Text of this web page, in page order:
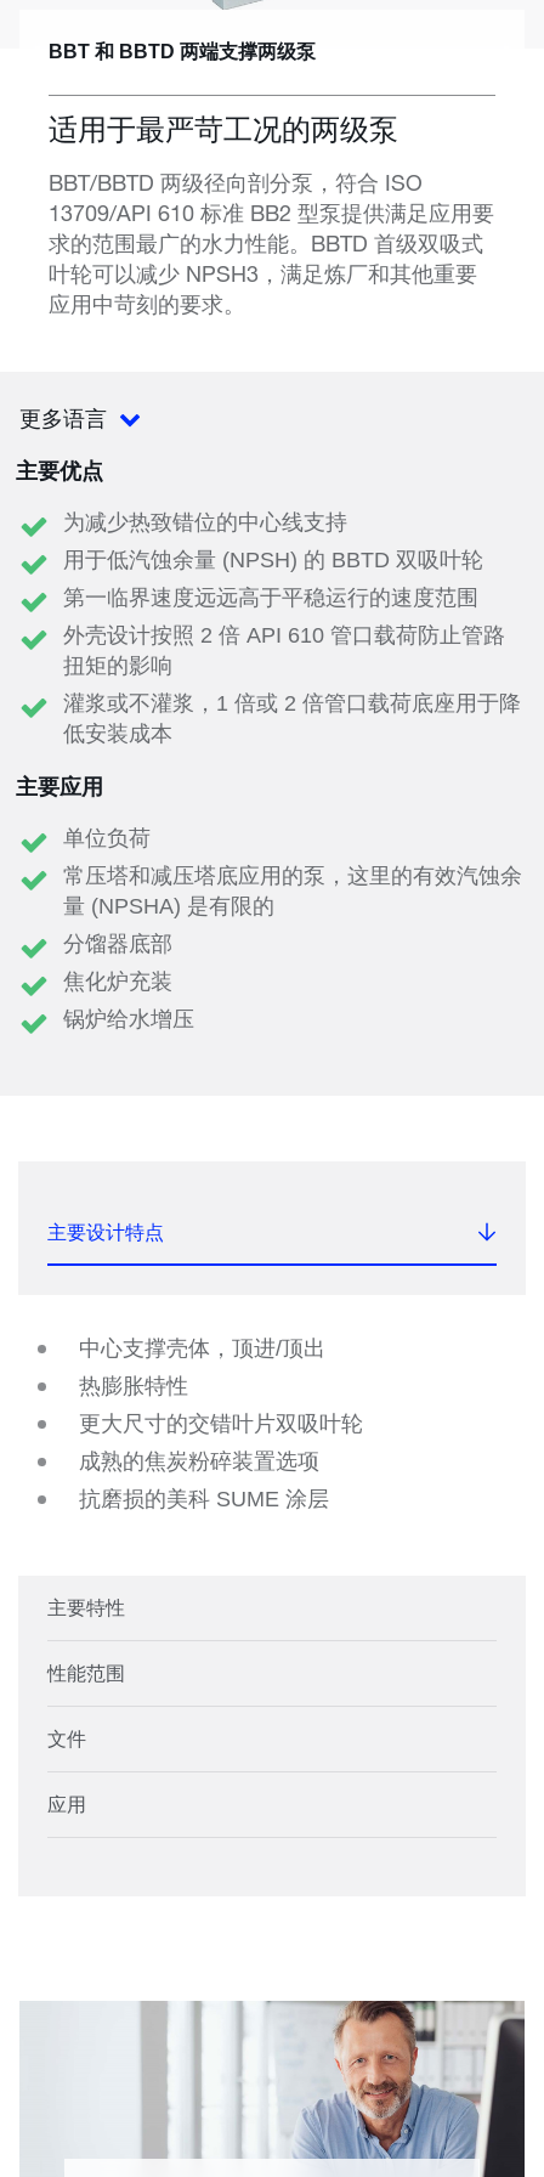
BBT 和 BBTD 两端支撑两级泵
适用于最严苛工况的两级泵
BBT/BBTD 两级径向剖分泵，符合 ISO
13709/API 610 标准 BB2 型泵提供满足应用要
求的范围最广的水力性能。BBTD 首级双吸式
叶轮可以减少 NPSH3，满足炼厂和其他重要
应用中苛刻的要求。
更多语言
主要优点
为减少热致错位的中心线支持
用于低汽蚀余量 (NPSH) 的 BBTD 双吸叶轮
第一临界速度远远高于平稳运行的速度范围
外壳设计按照 2 倍 API 610 管口载荷防止管路
扭矩的影响
灌浆或不灌浆，1 倍或 2 倍管口载荷底座用于降
低安装成本
主要应用
单位负荷
常压塔和减压塔底应用的泵，这里的有效汽蚀余
量 (NPSHA) 是有限的
分馏器底部
焦化炉充装
锅炉给水增压
主要设计特点
中心支撑壳体，顶进/顶出
热膨胀特性
更大尺寸的交错叶片双吸叶轮
成熟的焦炭粉碎装置选项
抗磨损的美科 SUME 涂层
主要特性
性能范围
文件
应用